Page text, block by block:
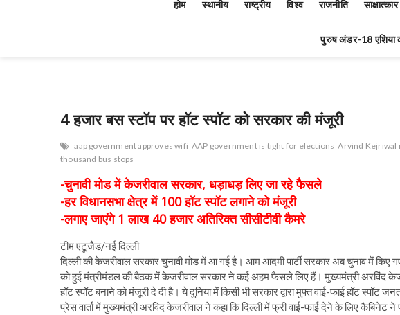
होम स्थानीय राष्ट्रीय विश्व राजनीति साक्षात्कार
पुरुष अंडर-18 एशिया
4 हजार बस स्टॉप पर हॉट स्पॉट को सरकार की मंजूरी
aap government approves wifi AAP government is tight for elections Arvind Kejriwal
thousand bus stops
-चुनावी मोड में केजरीवाल सरकार, धड़ाधड़ लिए जा रहे फैसले
-हर विधानसभा क्षेत्र में 100 हॉट स्पॉट लगाने को मंजूरी
-लगाए जाएंगे 1 लाख 40 हजार अतिरिक्त सीसीटीवी कैमरे
टीम एटूजैड/नई दिल्ली
दिल्ली की केजरीवाल सरकार चुनावी मोड में आ गई है। आम आदमी पार्टी सरकार अब चुनाव में किए
को हुई मंत्रीमंडल की बैठक में केजरीवाल सरकार ने कई अहम फैसले लिए हैं। मुख्यमंत्री अरविंद
हॉट स्पॉट बनाने को मंजूरी दे दी है। ये दुनिया में किसी भी सरकार द्वारा मुफ्त वाई-फाई हॉट स्पॉट
प्रेस वार्ता में मुख्यमंत्री अरविंद केजरीवाल ने कहा कि दिल्ली में फ्री वाई-फाई देने के लिए कैबिनेट ने